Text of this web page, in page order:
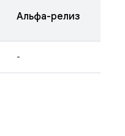
Альфа-релиз
-